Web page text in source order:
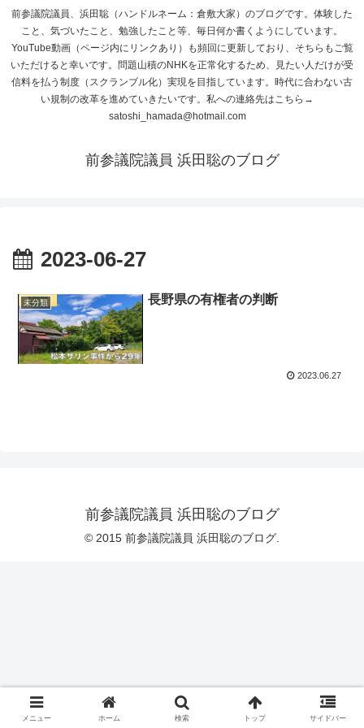
前参議院議員、浜田聡（ハンドルネーム：倉敷大家）のブログです。体験した
こと、気づいたこと、勉強したこと等、毎日何か書くようにしています。
YouTube動画（ページ内にリンクあり）も頻回に更新しており、そちらもご覧
いただけると幸いです。問題山積のNHKを正常化するため、見たい人だけが受
信料を払う制度（スクランブル化）実現を目指しています。時代に合わない古
い規制の改革を進めていきたいです。私への連絡先はこちら→
satoshi_hamada@hotmail.com
前参議院議員 浜田聡のブログ
2023-06-27
未分類 長野県の有権者の判断
2023.06.27
前参議院議員 浜田聡のブログ
© 2015 前参議院議員 浜田聡のブログ.
メニュー ホーム 検索 トップ サイドバー